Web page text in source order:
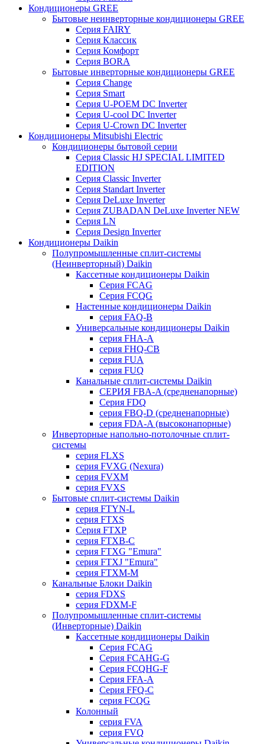
Кондиционеры GREE
Бытовые неинверторные кондиционеры GREE
Серия FAIRY
Серия Классик
Серия Комфорт
Серия BORA
Бытовые инверторные кондиционеры GREE
Серия Change
Серия Smart
Серия U-POEM DC Inverter
Серия U-cool DC Inverter
Серия U-Crown DC Inverter
Кондиционеры Mitsubishi Electric
Кондиционеры бытовой серии
Серия Classic HJ SPECIAL LIMITED
EDITION
Серия Classic Inverter
Серия Standart Inverter
Серия DeLuxe Inverter
Серия ZUBADAN DeLuxe Inverter NEW
Серия LN
Серия Design Inverter
Кондиционеры Daikin
Полупромышленные сплит-системы
(Неинверторный) Daikin
Кассетные кондиционеры Daikin
Серия FCAG
Серия FCQG
Настенные кондиционеры Daikin
серия FAQ-B
Универсальные кондиционеры Daikin
серия FHA-A
серия FHQ-CB
серия FUA
серия FUQ
Канальные сплит-системы Daikin
СЕРИЯ FBA-A (средненапорные)
Серия FDQ
серия FBQ-D (средненапорные)
серия FDA-A (высоконапорные)
Инверторные напольно-потолочные сплит-
системы
серия FLXS
серия FVXG (Nexura)
серия FVXM
серия FVXS
Бытовые сплит-системы Daikin
серия FTYN-L
серия FTXS
Серия FTXP
серия FTXB-C
серия FTXG "Emura"
серия FTXJ "Emura"
серия FTXM-M
Канальные Блоки Daikin
серия FDXS
серия FDXM-F
Полупромышленные сплит-системы
(Инверторные) Daikin
Кассетные кондиционеры Daikin
Серия FCAG
Серия FCAHG-G
Серия FCQHG-F
Серия FFA-A
Серия FFQ-C
серия FCQG
Колонный
серия FVA
серия FVQ